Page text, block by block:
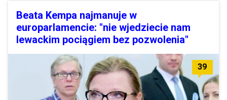
Beata Kempa najmanuje w
europarlamencie: "nie wjedziecie nam
lewackim pociągiem bez pozwolenia"
39